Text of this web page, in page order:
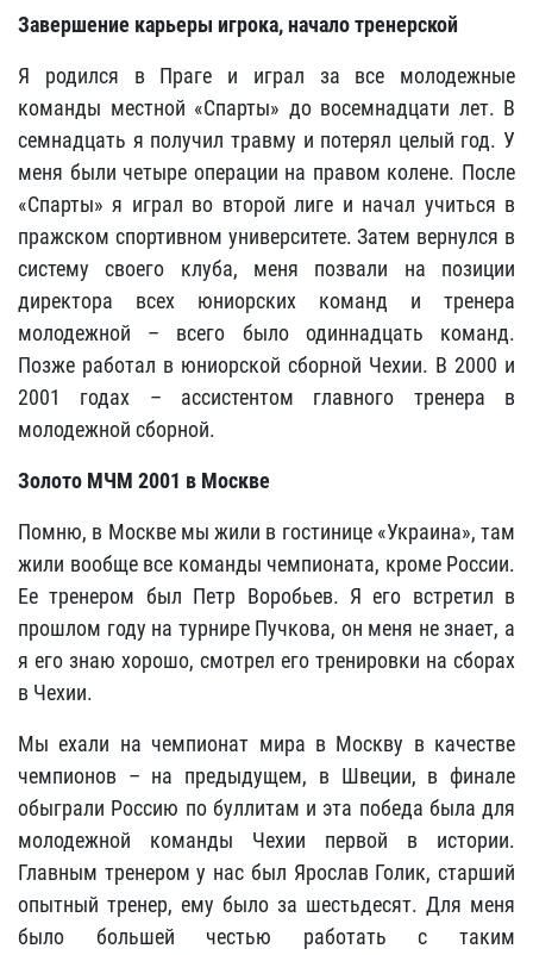
Завершение карьеры игрока, начало тренерской
Я родился в Праге и играл за все молодежные
команды местной «Спарты» до восемнадцати лет. В
семнадцать я получил травму и потерял целый год. У
меня были четыре операции на правом колене. После
«Спарты» я играл во второй лиге и начал учиться в
пражском спортивном университете. Затем вернулся в
систему своего клуба, меня позвали на позиции
директора всех юниорских команд и тренера
молодежной – всего было одиннадцать команд.
Позже работал в юниорской сборной Чехии. В 2000 и
2001 годах – ассистентом главного тренера в
молодежной сборной.
Золото МЧМ 2001 в Москве
Помню, в Москве мы жили в гостинице «Украина», там
жили вообще все команды чемпионата, кроме России.
Ее тренером был Петр Воробьев. Я его встретил в
прошлом году на турнире Пучкова, он меня не знает, а
я его знаю хорошо, смотрел его тренировки на сборах
в Чехии.
Мы ехали на чемпионат мира в Москву в качестве
чемпионов – на предыдущем, в Швеции, в финале
обыграли Россию по буллитам и эта победа была для
молодежной команды Чехии первой в истории.
Главным тренером у нас был Ярослав Голик, старший
опытный тренер, ему было за шестьдесят. Для меня
было большей честью работать с таким